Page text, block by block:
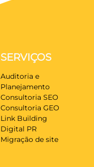
SERVIÇOS
Auditoria e
Planejamento
Consultoria SEO
Consultoria GEO
Link Building
Digital PR
Migração de site